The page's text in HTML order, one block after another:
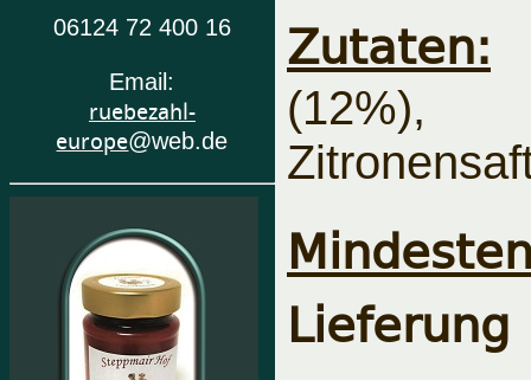
06124 72 400 16
Email:
ruebezahl-
europe@web.de
Zutaten:
Lieferung